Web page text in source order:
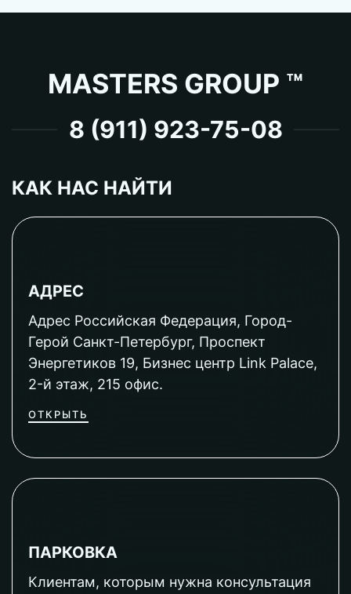
MASTERS GROUP ™
8 (911) 923-75-08
КАК НАС НАЙТИ
АДРЕС
Адрес Российская Федерация, Город-
Герой Санкт-Петербург, Проспект
Энергетиков 19, Бизнес центр Link Palace,
2-й этаж, 215 офис.
ОТКРЫТЬ
ПАРКОВКА
Клиентам, которым нужна консультация